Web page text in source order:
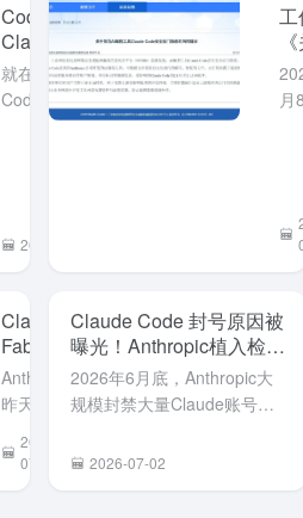
Codex 正面硬刚
Claude， Codex
取消了5小时使用
量限制、Fable 5
就在刚刚OpenAI
Codex 负责人
@Tibo 发文称 暂时
我的
在使用量页面确实
不见了 5小时使用时
长限制。 终于可
以...
2026-07-13
工
工具
月
息
发
于
编
示
Claude
Fable 5
强势回
归！但我
号没了~
Anthropic
昨天就宣
Fable 5大
2026-
07-02
Claude Code 封号原因被
曝光！Anthropic植入检测
代码标记中国用户。
2026年6月底，Anthropic大
规模封禁大量Claude账号
户），许多中国开发者或使
2026-07-02